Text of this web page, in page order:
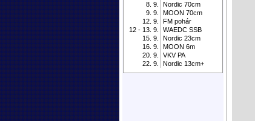
8. 9.
Nordic 70cm
9. 9.
MOON 70cm
12. 9.
FM pohár
12 - 13. 9.
WAEDC SSB
15. 9.
Nordic 23cm
16. 9.
MOON 6m
20. 9.
VKV PA
22. 9.
Nordic 13cm+